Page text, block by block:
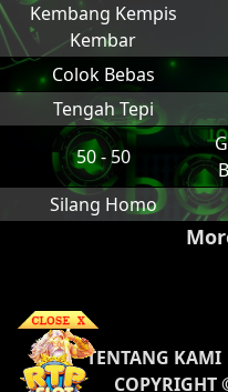
Kembang Kempis
Kembar
Colok Bebas
Tengah Tepi
50 - 50
Silang Homo
TENTANG KAMI
COPYRIGHT